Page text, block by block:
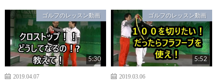
ゴルフのレッスン動画
5:30
2019.04.07
ゴルフのレッスン動画
5:52
2019.03.06